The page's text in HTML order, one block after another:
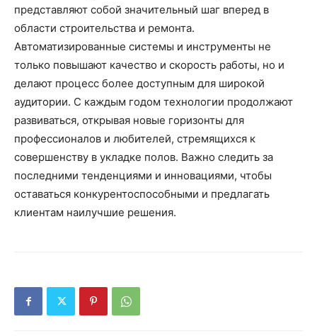
представляют собой значительный шаг вперед в
области строительства и ремонта.
Автоматизированные системы и инструменты не
только повышают качество и скорость работы, но и
делают процесс более доступным для широкой
аудитории. С каждым годом технологии продолжают
развиваться, открывая новые горизонты для
профессионалов и любителей, стремящихся к
совершенству в укладке полов. Важно следить за
последними тенденциями и инновациями, чтобы
оставаться конкурентоспособными и предлагать
клиентам наилучшие решения.